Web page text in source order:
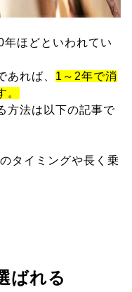
ほどといわれてい
あれば、 1～2年で消
。
方法は以下の記事で
タイミングや長く乗
ばれる